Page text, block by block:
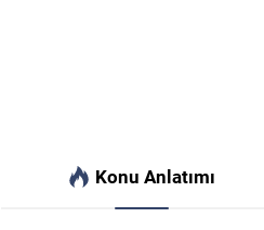
Konu Anlatımı